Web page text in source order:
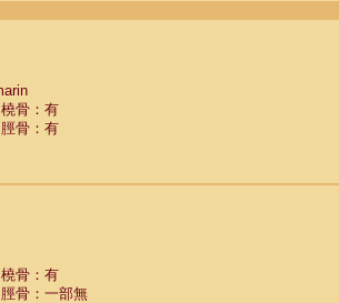
橈骨：有
脛骨：有
橈骨：有
脛骨：一部無